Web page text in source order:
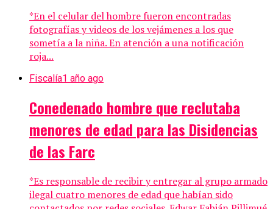
*En el celular del hombre fueron encontradas
fotografías y videos de los vejámenes a los que
sometía a la niña. En atención a una notificación
roja...
Fiscalía1 año ago
Conedenado hombre que reclutaba
menores de edad para las Disidencias
de las Farc
*Es responsable de recibir y entregar al grupo armado
ilegal cuatro menores de edad que habían sido